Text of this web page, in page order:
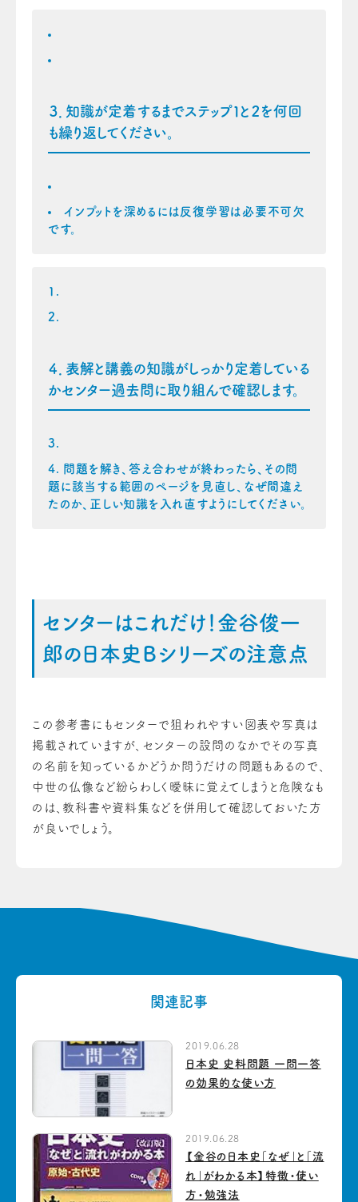
３．知識が定着するまでステップ１と２を何回
も繰り返してください。
インプットを深めるには反復学習は必要不可欠
です。
４．表解と講義の知識がしっかり定着している
かセンター過去問に取り組んで確認します。
問題を解き、答え合わせが終わったら、その問
題に該当する範囲のページを見直し、なぜ間違え
たのか、正しい知識を入れ直すようにしてください。
センターはこれだけ！金谷俊一
郎の日本史Ｂシリーズの注意点
この参考書にもセンターで狙われやすい図表や写真は
掲載されていますが、センターの設問のなかでその写真
の名前を知っているかどうか問うだけの問題もあるので、
中世の仏像など紛らわしく曖昧に覚えてしまうと危険なも
のは、教科書や資料集などを併用して確認しておいた方
が良いでしょう。
関連記事
2019.06.28
日本史 史料問題 一問一答
の効果的な使い方
2019.06.28
【金谷の日本史「なぜ」と「流
れ」がわかる本】特徴・使い
方・勉強法